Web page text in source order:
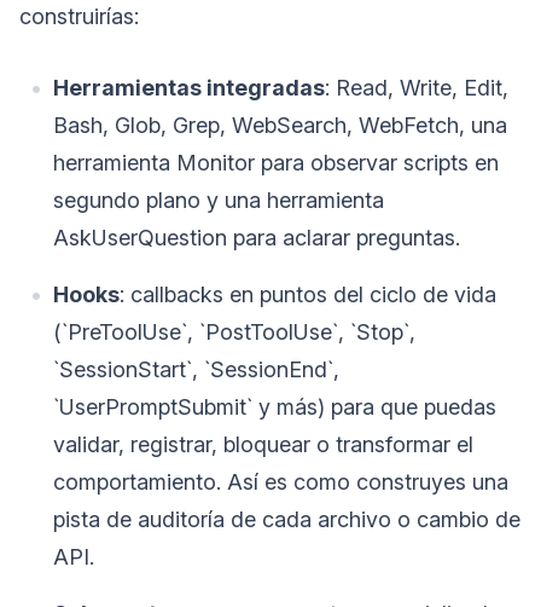
construirías:
Herramientas integradas: Read, Write, Edit,
Bash, Glob, Grep, WebSearch, WebFetch, una
herramienta Monitor para observar scripts en
segundo plano y una herramienta
AskUserQuestion para aclarar preguntas.
Hooks: callbacks en puntos del ciclo de vida
(`PreToolUse`, `PostToolUse`, `Stop`,
`SessionStart`, `SessionEnd`,
`UserPromptSubmit` y más) para que puedas
validar, registrar, bloquear o transformar el
comportamiento. Así es como construyes una
pista de auditoría de cada archivo o cambio de
API.